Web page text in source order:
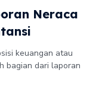
Neraca
keuangan atau
bagian dari laporan